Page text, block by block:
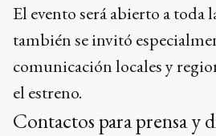
El evento será abierto a toda
también se invitó
comunicación locales y
el estreno.
Contactos para prensa y